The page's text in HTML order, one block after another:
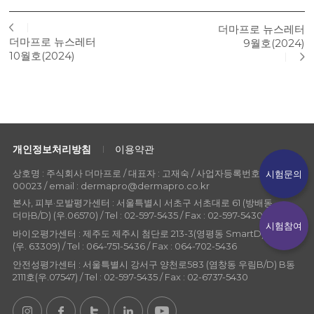
더마프로 뉴스레터
10월호(2024)
더마프로 뉴스레터
9월호(2024)
개인정보처리방침 이용약관
상호명 : 주식회사 더마프로 / 대표자 : 고재숙 / 사업자등록번호 : 107-86-
00023 / email : dermapro@dermapro.co.kr
본사, 피부·모발평가센터 : 서울특별시 서초구 서초대로 61 (방배동
더마B/D) (우.06570) / Tel : 02-597-5435 / Fax : 02-597-5430
바이오평가센터 : 제주도 제주시 첨단로 213-3(영평동 SmartD) 304호
(우. 63309) / Tel : 064-751-5436 / Fax : 064-702-5436
안전성평가센터 : 서울특별시 강서구 양천로583 (염창동 우림B/D) B동
2111호(우.07547) / Tel : 02-597-5435 / Fax : 02-6737-5430
시험문의
시험참여